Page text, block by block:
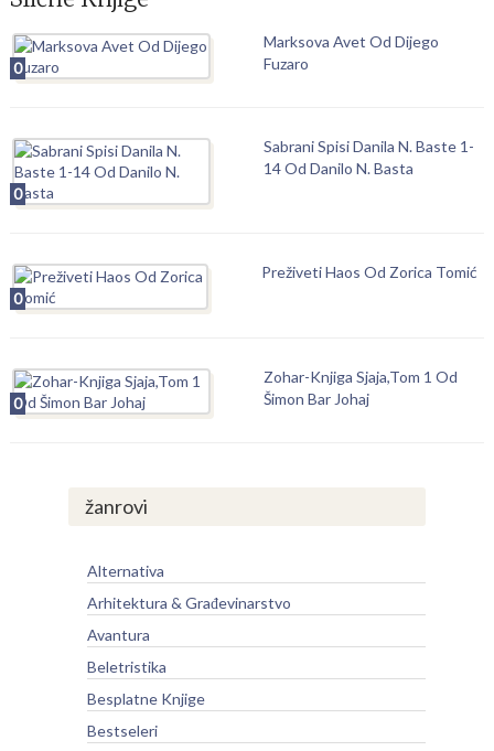
0
Marksova Avet Od Dijego
Fuzaro
0
Sabrani Spisi Danila N. Baste 1-
14 Od Danilo N. Basta
0
Preživeti Haos Od Zorica Tomić
0
Zohar-Knjiga Sjaja,Tom 1 Od
Šimon Bar Johaj
žanrovi
Alternativa
Arhitektura & Građevinarstvo
Avantura
Beletristika
Besplatne Knjige
Bestseleri